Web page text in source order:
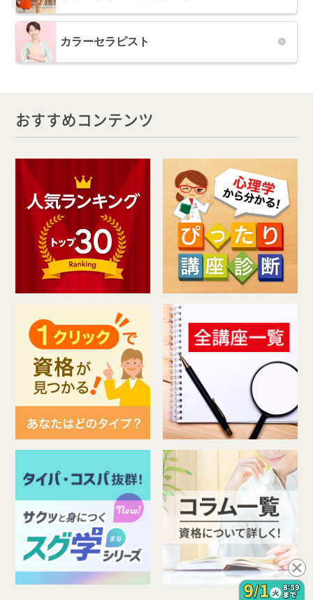
カラーセラピスト
おすすめコンテンツ